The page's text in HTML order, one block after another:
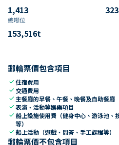
1,413
總噸位
153,516t
郵輪票價包含項目
check住宿費用
check 交通費用
check 主餐廳的早餐、午餐、晚餐及自助餐廳
check表演、活動等娛樂項目
check船上設施使用費（健身中心、游泳池、
等）
check船上活動（遊戲、問答、手工課程等）
郵輪票價不包含項目